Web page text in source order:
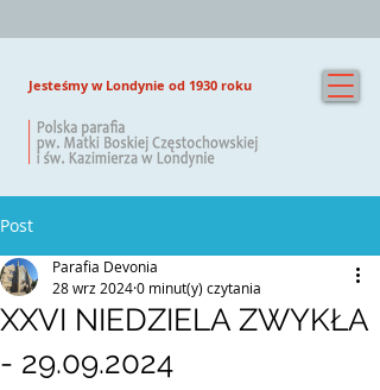
Jesteśmy w Londynie od 1930 roku
Post
XXVI NIEDZIELA ZWYKŁA
- 29.09.2024
Parafia Devonia
28 wrz 20240 minut(y) czytania